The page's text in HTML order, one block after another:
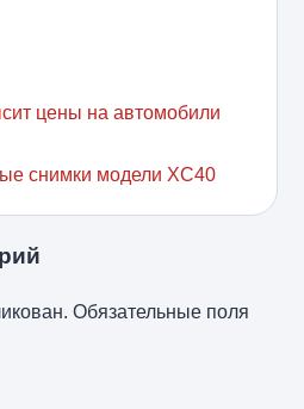
цены на автомобили
снимки модели XC40
Обязательные поля